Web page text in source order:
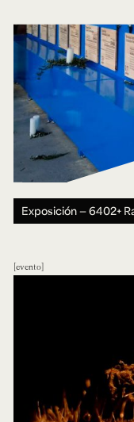
Exposición — 6402+
evento